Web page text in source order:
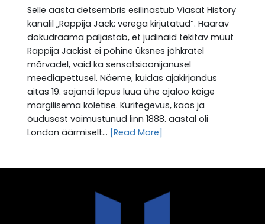
Selle aasta detsembris esilinastub Viasat History
kanalil „Rappija Jack: verega kirjutatud“. Haarav
dokudraama paljastab, et judinaid tekitav müüt
Rappija Jackist ei põhine üksnes jõhkratel
mõrvadel, vaid ka sensatsioonijanusel
meediapettusel. Näeme, kuidas ajakirjandus
aitas 19. sajandi lõpus luua ühe ajaloo kõige
märgilisema koletise. Kuritegevus, kaos ja
õudusest vaimustunud linn 1888. aastal oli
London äärmiselt... [Read More]